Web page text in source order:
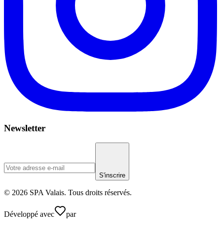
Newsletter
S'inscrire
© 2026 SPA Valais. Tous droits réservés.
Développé avec par